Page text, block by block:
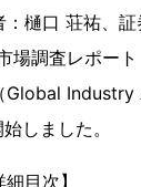
：樋口 荘祐、
場調査レポー
Global
しました。
目次】